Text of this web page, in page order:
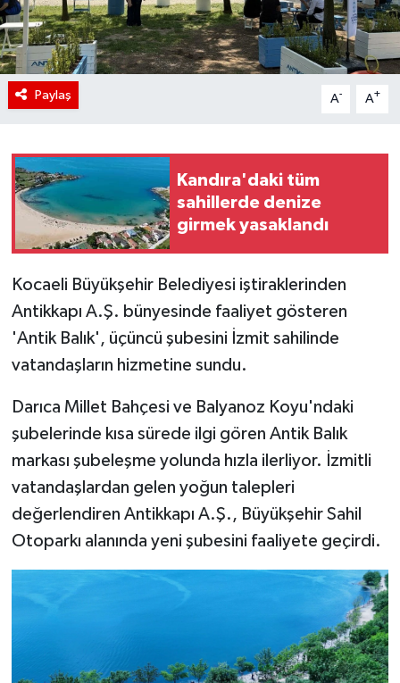
Paylaş A- A+
Kandıra'daki tüm
sahillerde denize
girmek yasaklandı
Kocaeli Büyükşehir Belediyesi iştiraklerinden
Antikkapı A.Ş. bünyesinde faaliyet gösteren
'Antik Balık', üçüncü şubesini İzmit sahilinde
vatandaşların hizmetine sundu.
Darıca Millet Bahçesi ve Balyanoz Koyu'ndaki
şubelerinde kısa sürede ilgi gören Antik Balık
markası şubeleşme yolunda hızla ilerliyor. İzmitli
vatandaşlardan gelen yoğun talepleri
değerlendiren Antikkapı A.Ş., Büyükşehir Sahil
Otoparkı alanında yeni şubesini faaliyete geçirdi.